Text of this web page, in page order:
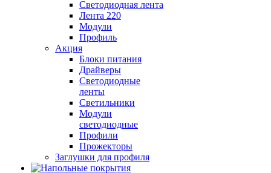
Светодиодная лента
Лента 220
Модули
Профиль
Акция
Блоки питания
Драйверы
Светодиодные
ленты
Светильники
Модули
светодиодные
Профили
Прожекторы
Заглушки для профиля